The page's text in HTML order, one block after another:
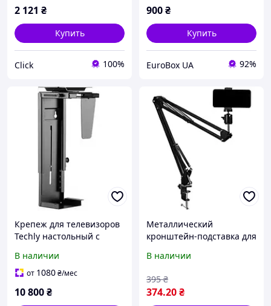
2 121 ₴
Купить
Click 100%
900₴
Купить
EuroBox UA 92%
Крепеж для телевизоров
Techly настольный с
поворота
В наличии
от 1080₴/мес
10 800₴
Металлический
кронштейн-подставка для
Настольный держатель с
регулировкой
В наличии
374.20₴
395 ₴